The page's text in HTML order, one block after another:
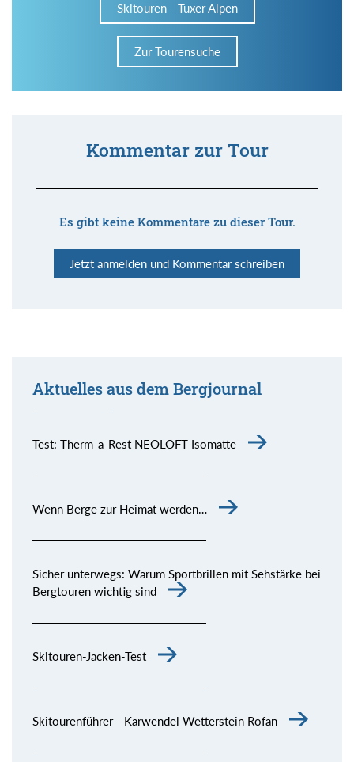
Skitouren - Tuxer Alpen
Zur Tourensuche
Kommentar zur Tour
Es gibt keine Kommentare zu dieser Tour.
Jetzt anmelden und Kommentar schreiben
Aktuelles aus dem Bergjournal
Test: Therm-a-Rest NEOLOFT Isomatte
Wenn Berge zur Heimat werden…
Sicher unterwegs: Warum Sportbrillen mit Sehstärke bei
Bergtouren wichtig sind
Skitouren-Jacken-Test
Skitourenführer - Karwendel Wetterstein Rofan